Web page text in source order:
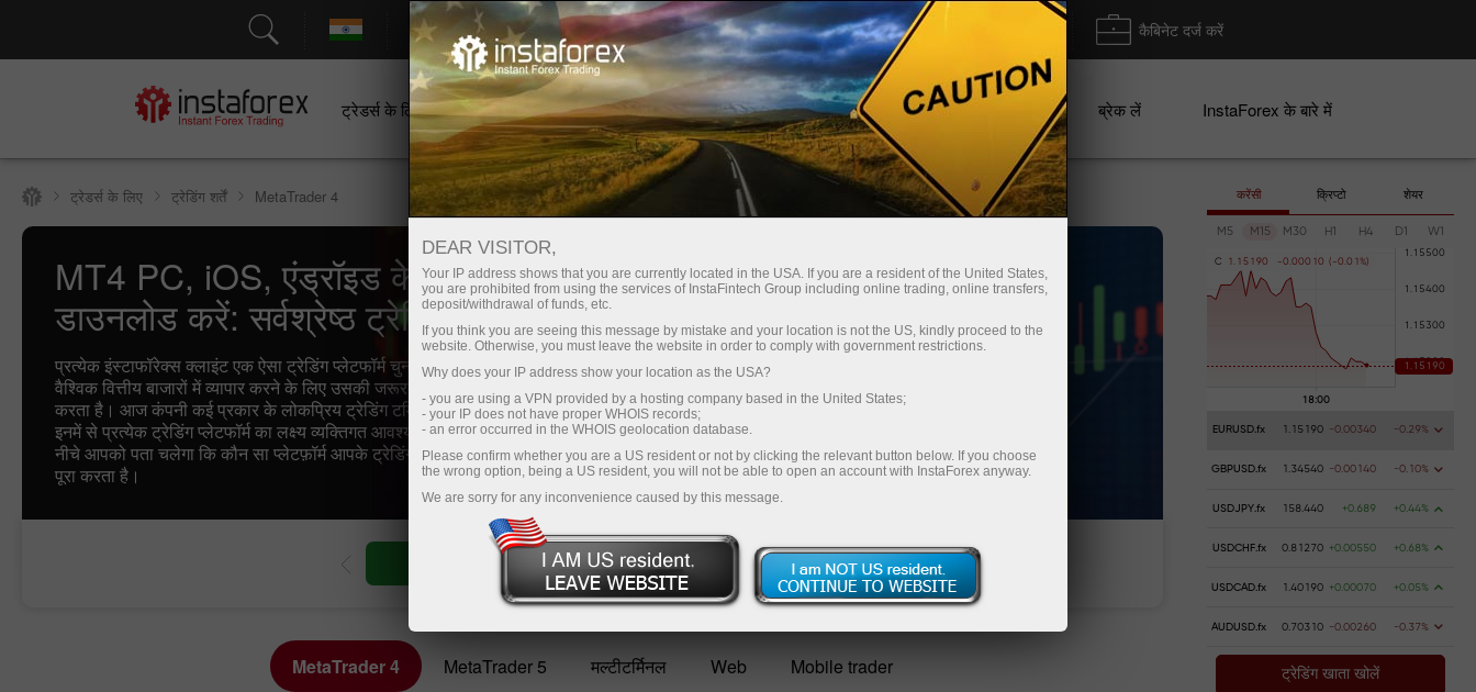
सहायता तुरंत खाता खोलना ट्रेडिंग प्लेटफॉर्म कैबिनेट दर्ज करें
ट्रेडर्स के लिए शुरुआती के लिए निवेशकों के लिए भागीदारों के लिए अभियान ब्रेक लें InstaForex के बारे में
ट्रेडर्स के लिए ट्रेडिंग शर्तें MetaTrader 4
MT4 PC, iOS, एंड्रॉइड के लिए
डाउनलोड करें: सर्वश्रेष्ठ ट्रेडिंग टर्मिनल
प्रत्येक इंस्टाफॉरेक्स क्लाइंट एक ऐसा ट्रेडिंग प्लेटफॉर्म चुनने के लिए स्वतंत्र है जो
वैश्विक वित्तीय बाजारों में व्यापार करने के लिए उसकी जरूरतों को सबसे अच्छे से पूरा
करता है। आज कंपनी कई प्रकार के लोकप्रिय ट्रेडिंग टर्मिनल प्रदान करती है।
इनमें से प्रत्येक ट्रेडिंग प्लेटफॉर्म का लक्ष्य व्यक्तिगत आवश्यकताओं को पूरा करना है।
नीचे आपको पता चलेगा कि कौन सा प्लेटफ़ॉर्म आपके ट्रेडिंग उद्देश्यों को सबसे अच्छे से
पूरा करता है।
डेमो खाता खोलें
MetaTrader 4 MetaTrader 5 मल्टीटर्मिनल Web Mobile trader
करेंसी क्रिप्टो शेयर
M5 M15 M30 H1 H4 D1 W1
C 1 . 1 5 1 90 -0 .000 1 0 ( -0 .0 1 %
EURUSD.fx 1.15190 -0.00340 -0.29%
GBPUSD.fx 1.34540 -0.00140 -0.10%
USDJPY.fx 158.440 +0.689 +0.44%
USDCHF.fx 0.81270 +0.00550 +0.68%
USDCAD.fx 1.40190 +0.00070 +0.05%
AUDUSD.fx 0.70310 -0.00260 -0.37%
ट्रेडिंग खाता खोलें
DEAR VISITOR,
Your IP address shows that you are currently located in the USA. If you are a resident of the United States,
you are prohibited from using the services of InstaFintech Group including online trading, online transfers,
deposit/withdrawal of funds, etc.
If you think you are seeing this message by mistake and your location is not the US, kindly proceed to the
website. Otherwise, you must leave the website in order to comply with government restrictions.
Why does your IP address show your location as the USA?
- you are using a VPN provided by a hosting company based in the United States;
- your IP does not have proper WHOIS records;
- an error occurred in the WHOIS geolocation database.
Please confirm whether you are a US resident or not by clicking the relevant button below. If you choose
the wrong option, being a US resident, you will not be able to open an account with InstaForex anyway.
We are sorry for any inconvenience caused by this message.